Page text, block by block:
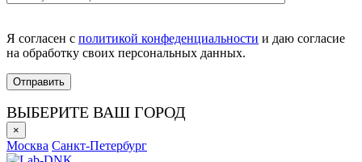
Я согласен с политикой конфеденциальности и даю согласие
на обработку своих персональных данных.
ВЫБЕРИТЕ ВАШ ГОРОД
×
Москва Санкт-Петербург